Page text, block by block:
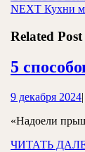
по
записям
NEXT Кухни
Related Post
5
9 декабря 20249|
«Надоели
ЧИТАТЬ